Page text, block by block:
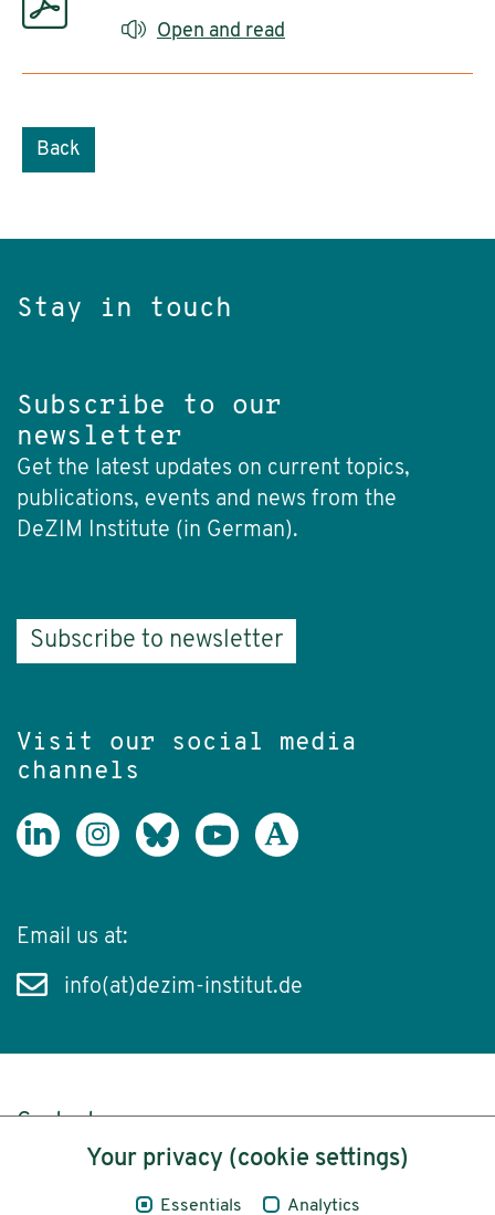
Open and read
Back
Stay in touch
Subscribe to our
newsletter
Get the latest updates on current topics,
publications, events and news from the
DeZIM Institute (in German).
Subscribe to newsletter
Visit our social media
channels
Email us at:
info(at)dezim-institut.de
Content
Legal NoticeYour privacy (cookie settings)
Essentials Analytics